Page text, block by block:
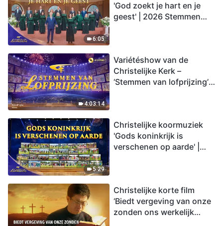
6:05
'God zoekt je hart en je
geest' | 2026 Stemmen
4:03:14
Variétéshow van de
Christelijke Kerk –
‘Stemmen van lofprijzing’,
5:29
Christelijke koormuziek
'Gods koninkrijk is
verschenen op aarde' |
Christelijke korte film
‘Biedt vergeving van onze
zonden ons werkelijk